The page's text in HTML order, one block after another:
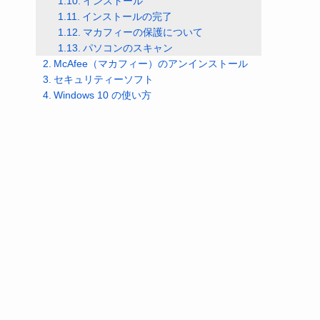
インストールの完了
マカフィーの保護について
パソコンのスキャン
McAfee（マカフィー）のアンインストール
セキュリティーソフト
Windows 10 の使い方